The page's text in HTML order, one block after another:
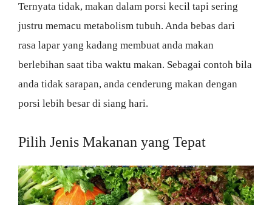
Ternyata tidak, makan dalam porsi kecil tapi sering
justru memacu metabolism tubuh. Anda bebas dari
rasa lapar yang kadang membuat anda makan
berlebihan saat tiba waktu makan. Sebagai contoh bila
anda tidak sarapan, anda cenderung makan dengan
porsi lebih besar di siang hari.
Pilih Jenis Makanan yang Tepat